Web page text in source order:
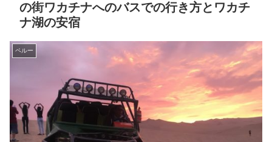
の街ワカチナへのバスでの行き方とワカチ
ナ湖の安宿
ペルー